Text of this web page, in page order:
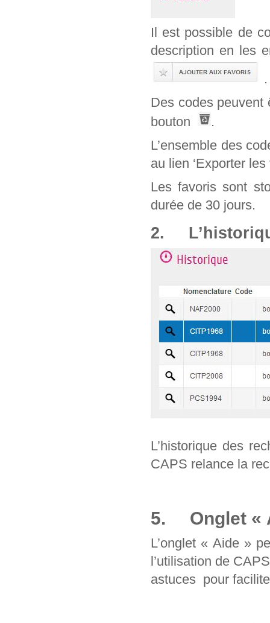
Il est possible de
description en les
.
Des codes peuvent
bouton
.
L’ensemble des
au lien ‘Exporter les
Les favoris sont
durée de 30 jours.
2.
L’historique des
CAPS relance la
5. Onglet «
L’onglet « Aide »
l’utilisation de
astuces pour